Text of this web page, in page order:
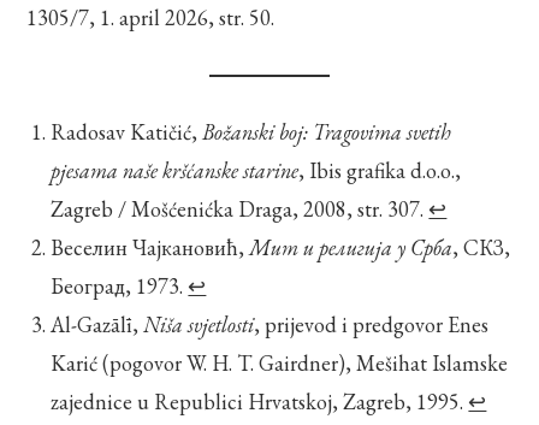
1305/7, 1. april 2026, str. 50.
Radosav Katičić,Božanski boj: Tragovima svetih
pjesama naše kršćanske starine, Ibis grafika d.o.o.,
Zagreb / Mošćenićka Draga, 2008, str. 307. ↩︎
Веселин Чајкановић,Мит и религија у Срба, СКЗ,
Београд, 1973. ↩︎
Al-Gazālī,Niša svjetlosti, prijevod i predgovor Enes
Karić (pogovor W. H. T. Gairdner), Mešihat Islamske
zajednice u Republici Hrvatskoj, Zagreb, 1995. ↩︎